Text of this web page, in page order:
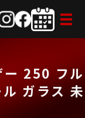
ー 250 フル
ガラス 未